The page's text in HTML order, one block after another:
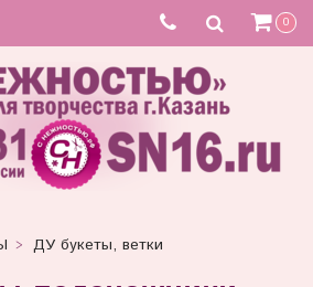
0
ДУ букеты, ветки